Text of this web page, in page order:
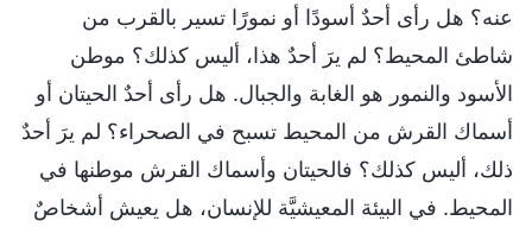
عنه؟ هل رأى أحدٌ أسودًا أو نمورًا تسير بالقرب من
شاطئ المحيط؟ لم يرَ أحدٌ هذا، أليس كذلك؟ موطن
الأسود والنمور هو الغابة والجبال. هل رأى أحدٌ الحيتان أو
أسماك القرش من المحيط تسبح في الصحراء؟ لم يرَ أحدٌ
ذلك، أليس كذلك؟ فالحيتان وأسماك القرش موطنها في
المحيط. في البيئة المعيشيَّة للإنسان، هل يعيش أشخاصٌ